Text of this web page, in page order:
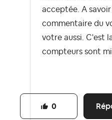
acceptée. A savoir
commentaire du
votre aussi. C'est
compteurs sont
0